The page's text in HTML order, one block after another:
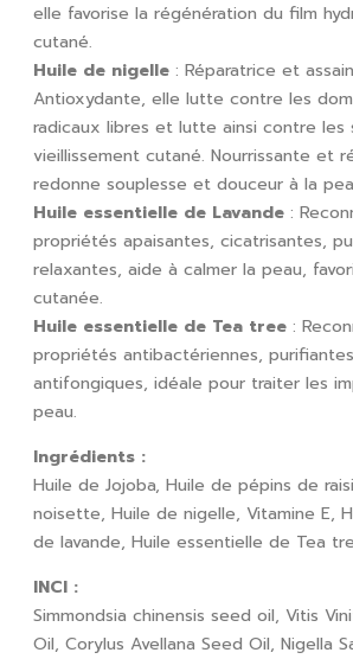
elle favorise la régénération du film
cutané.
Huile de nigelle : Réparatrice et
Antioxydante, elle lutte contre les
radicaux libres et lutte ainsi contre les
vieillissement cutané. Nourrissante et
redonne souplesse et douceur à la
Huile essentielle de Lavande :
propriétés apaisantes, cicatrisantes,
relaxantes, aide à calmer la peau,
cutanée.
Huile essentielle de Tea tree :
propriétés antibactériennes,
antifongiques, idéale pour traiter les
peau.
Ingrédients :
Huile de Jojoba, Huile de pépins de
noisette, Huile de nigelle, Vitamine E,
de lavande, Huile essentielle de Tea
INCI :
Simmondsia chinensis seed oil, Vitis
Oil, Corylus Avellana Seed Oil, Nigella